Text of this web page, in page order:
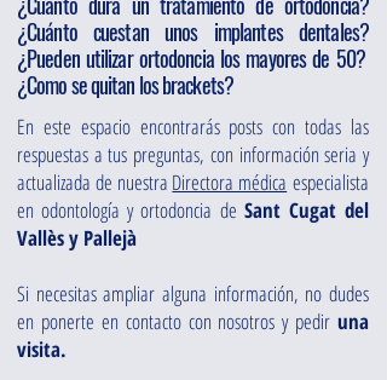
¿Cuánto cuestan unos implantes dentales?
¿Pueden utilizar ortodoncia los mayores de 50?
¿Como se quitan los brackets?
En este espacio encontrarás posts con todas las
respuestas a tus preguntas, con información seria y
actualizada de nuestra Directora médica especialista
en odontología y ortodoncia de Sant Cugat del
Vallès y Pallejà
Si necesitas ampliar alguna información, no dudes
en ponerte en contacto con nosotros y pedir una
visita.